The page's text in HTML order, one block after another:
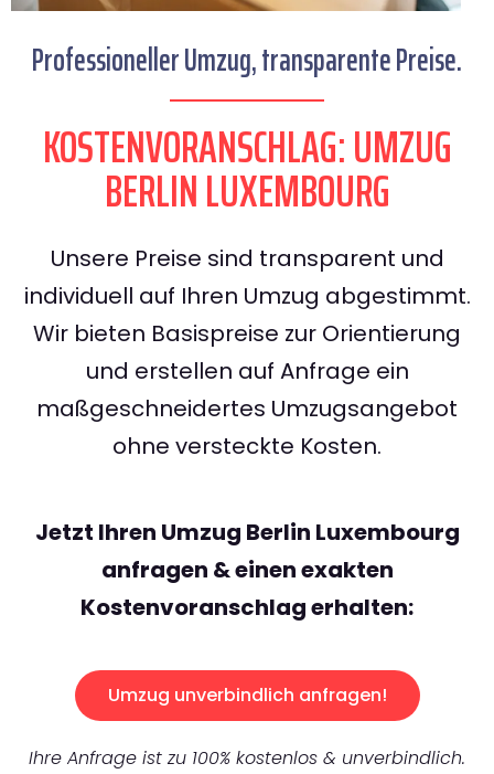
Professioneller Umzug, transparente Preise.
KOSTENVORANSCHLAG: UMZUG
BERLIN LUXEMBOURG
Unsere Preise sind transparent und
individuell auf Ihren Umzug abgestimmt.
Wir bieten Basispreise zur Orientierung
und erstellen auf Anfrage ein
maßgeschneidertes Umzugsangebot
ohne versteckte Kosten.
Jetzt Ihren Umzug Berlin Luxembourg
anfragen & einen exakten
Kostenvoranschlag erhalten:
Umzug unverbindlich anfragen!
Ihre Anfrage ist zu 100% kostenlos & unverbindlich.